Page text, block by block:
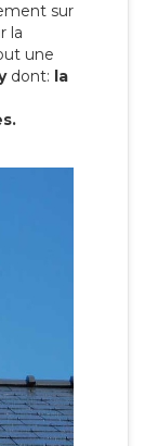
sur
la
une
dont: la